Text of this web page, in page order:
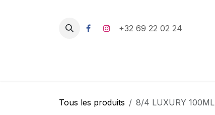
+32 69 22 02 24
Tous les produits 8/4 LUXURY 100ML